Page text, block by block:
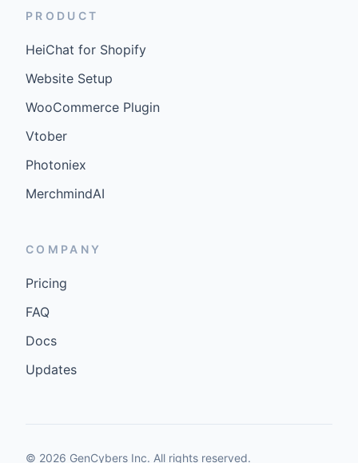
PRODUCT
HeiChat for Shopify
Website Setup
WooCommerce Plugin
Vtober
Photoniex
MerchmindAI
COMPANY
Pricing
FAQ
Docs
Updates
© 2026 GenCybers Inc. All rights reserved.